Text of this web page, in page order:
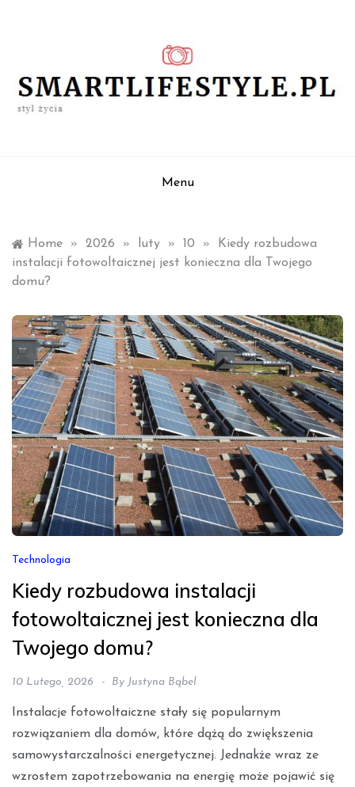
Menu
Home » 2026 » luty » 10 »
Kiedy rozbudowa
instalacji fotowoltaicznej jest konieczna dla Twojego
domu?
Technologia
Kiedy rozbudowa instalacji
fotowoltaicznej jest konieczna dla
Twojego domu?
10 Lutego, 2026 By Justyna Bąbel
Instalacje fotowoltaiczne stały się popularnym
rozwiązaniem dla domów, które dążą do zwiększenia
samowystarczalności energetycznej. Jednakże wraz ze
wzrostem zapotrzebowania na energię może pojawić się